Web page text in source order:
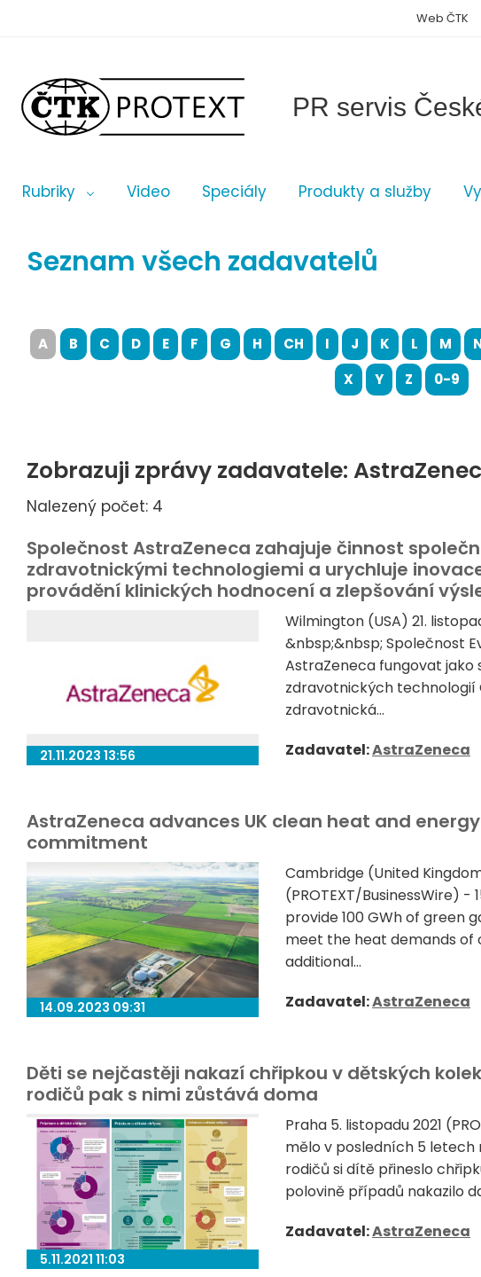
PR servis
Rubriky Video Speciály Produkty a služby
Web ČTK
Seznam všech zadavatelů
A B C D E F G H CH I J K L M
X
Y Z 0-9
Zobrazuji zprávy zadavatele:
Nalezený počet: 4
Společnost AstraZeneca zahajuje činnost
zdravotnickými technologiemi a urychluje
provádění klinických hodnocení a zlepšování
21.11.2023 13:56
Wilmington (USA) 21.
&nbsp;&nbsp; Společnost
AstraZeneca fungovat
zdravotnických technologií
zdravotnická...
Zadavatel:AstraZeneca
AstraZeneca advances UK clean heat and
commitment
14.09.2023 09:31
Cambridge (United
(PROTEXT/BusinessWire)
provide 100 GWh of green
meet the heat demands of
additional...
Zadavatel:AstraZeneca
Děti se nejčastěji nakazí chřipkou v dětských
rodičů pak s nimi zůstává doma
5.11.2021 11:03
Praha 5. listopadu 2021
mělo v posledních 5 letech
rodičů si dítě přineslo
polovině případů nakazilo
Zadavatel:AstraZeneca